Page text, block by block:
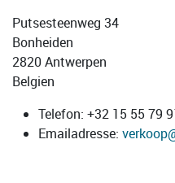
Putsesteenweg 34
Bonheiden
2820Antwerpen
Belgien
Telefon: +32 15 55 79
Emailadresse: